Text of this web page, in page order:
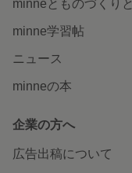
minneとものづくりと
minne学習帖
ニュース
minneの本
企業の方へ
広告出稿について